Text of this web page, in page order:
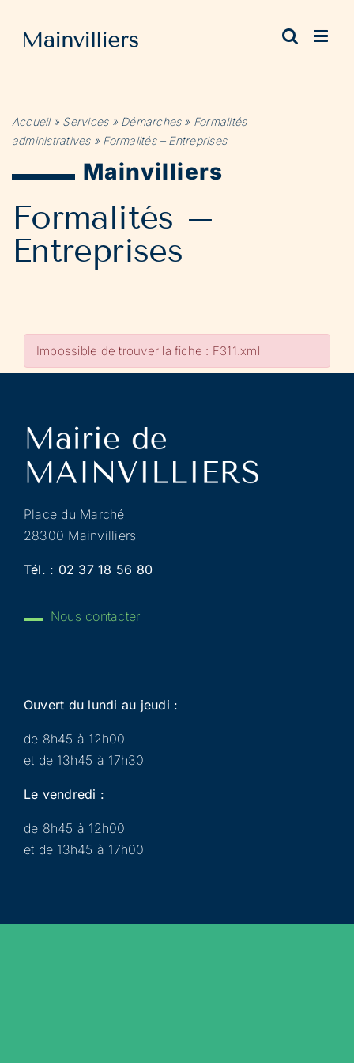
contenu
Accueil» Services» Démarches» Formalités
administratives» Formalités – Entreprises
Mainvilliers
Formalités –
Entreprises
Impossible de trouver la fiche : F311.xml
Place du Marché
28300 Mainvilliers
Tél. : 02 37 18 56 80
Nous contacter
Ouvert du lundi au jeudi :
de 8h45 à 12h00
et de 13h45 à 17h30
Le vendredi :
de 8h45 à 12h00
et de 13h45 à 17h00